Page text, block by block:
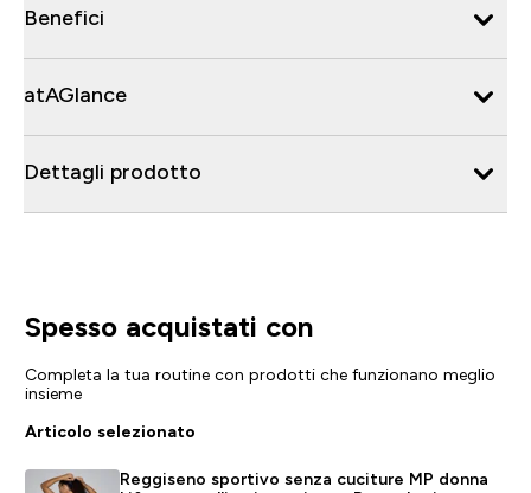
Benefici
atAGlance
Dettagli prodotto
Spesso acquistati con
Completa la tua routine con prodotti che funzionano meglio
insieme
Articolo selezionato
Reggiseno sportivo senza cuciture MP donna